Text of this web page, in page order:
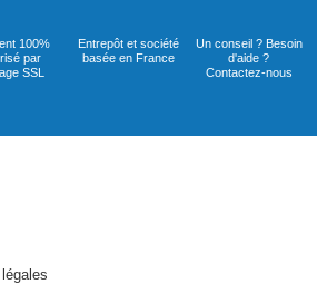
100%
par
SSL
Entrepôt et société
basée en France
Un conseil ? Besoin
d'aide ?
Contactez-nous